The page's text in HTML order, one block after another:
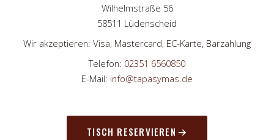
Wilhelmstraße 56
58511 Lüdenscheid
Wir akzeptieren: Visa, Mastercard, EC-Karte, Barzahlung
Telefon: 02351 6560850
E-Mail: info@tapasymas.de
TISCH RESERVIEREN